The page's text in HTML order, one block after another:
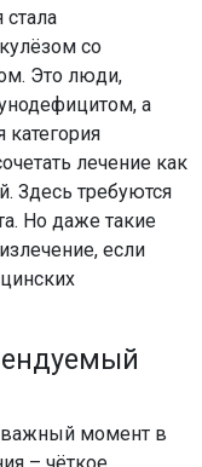
стала
со
Это люди,
а
лечение как
Здесь требуются
Но даже такие
если
важный момент в